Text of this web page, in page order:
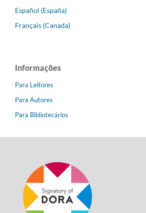
Español (España)
Français (Canada)
Informações
Para Leitores
Para Autores
Para Bibliotecários